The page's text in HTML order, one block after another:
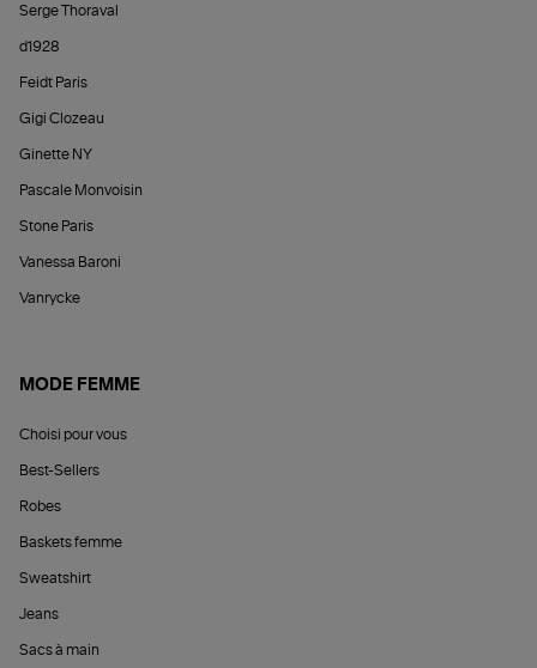
Serge Thoraval
d1928
Feidt Paris
Gigi Clozeau
Ginette NY
Pascale Monvoisin
Stone Paris
Vanessa Baroni
Vanrycke
MODE FEMME
Choisi pour vous
Best-Sellers
Robes
Baskets femme
Sweatshirt
Jeans
Sacs à main